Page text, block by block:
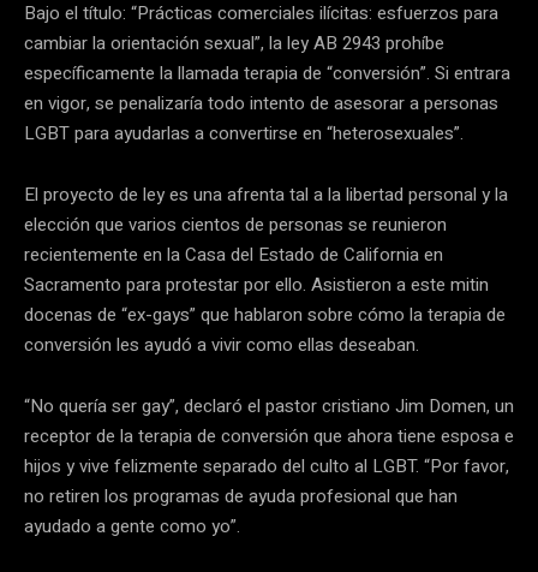
Bajo el título: “Prácticas comerciales ilícitas: esfuerzos para
cambiar la orientación sexual”, la ley AB 2943 prohíbe
específicamente la llamada terapia de “conversión”. Si entrara
en vigor, se penalizaría todo intento de asesorar a personas
LGBT para ayudarlas a convertirse en “heterosexuales”.
El proyecto de ley es una afrenta tal a la libertad personal y la
elección que varios cientos de personas se reunieron
recientemente en la Casa del Estado de California en
Sacramento para protestar por ello. Asistieron a este mitin
docenas de “ex-gays” que hablaron sobre cómo la terapia de
conversión les ayudó a vivir como ellas deseaban.
“No quería ser gay”, declaró el pastor cristiano Jim Domen, un
receptor de la terapia de conversión que ahora tiene esposa e
hijos y vive felizmente separado del culto al LGBT. “Por favor,
no retiren los programas de ayuda profesional que han
ayudado a gente como yo”.